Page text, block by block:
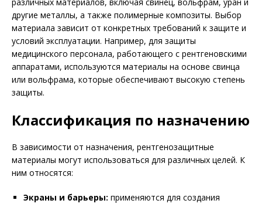
другие металлы, а также полимерные композиты. Выбор
материала зависит от конкретных требований к защите и
условий эксплуатации. Например, для защиты
медицинского персонала, работающего с рентгеновскими
аппаратами, используются материалы на основе свинца
или вольфрама, которые обеспечивают высокую степень
защиты.
Классификация по назначению
В зависимости от назначения, рентгенозащитные
материалы могут использоваться для различных целей. К
ним относятся:
Экраны и барьеры: применяются для создания